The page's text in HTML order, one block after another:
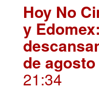
Hoy No
y
de agosto
21:34